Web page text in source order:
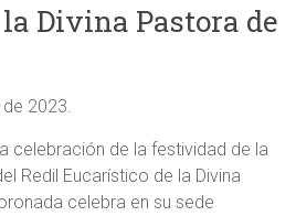
Divina Pastora de
2023.
celebración de la festividad de la
Redil Eucarístico de la Divina
celebra en su sede